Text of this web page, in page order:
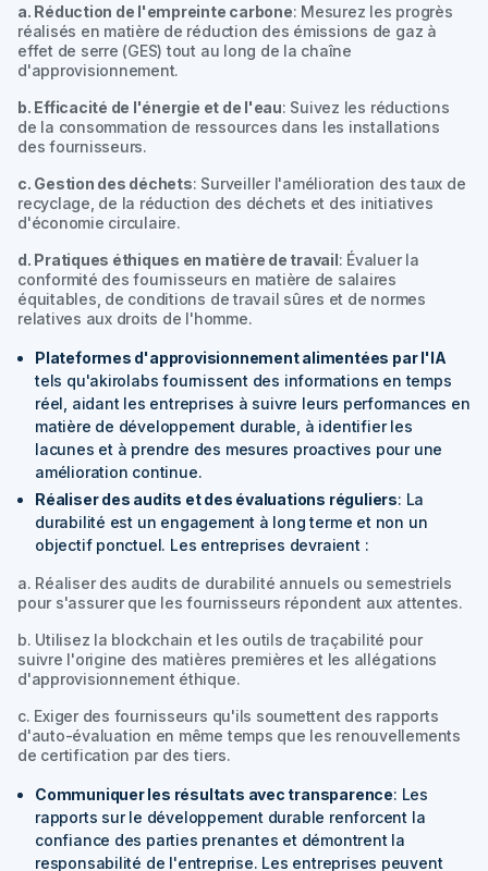
a. Réduction de l'empreinte carbone: Mesurez les progrès
réalisés en matière de réduction des émissions de gaz à
effet de serre (GES) tout au long de la chaîne
d'approvisionnement.
b. Efficacité de l'énergie et de l'eau: Suivez les réductions
de la consommation de ressources dans les installations
des fournisseurs.
c. Gestion des déchets: Surveiller l'amélioration des taux de
recyclage, de la réduction des déchets et des initiatives
d'économie circulaire.
d. Pratiques éthiques en matière de travail: Évaluer la
conformité des fournisseurs en matière de salaires
équitables, de conditions de travail sûres et de normes
relatives aux droits de l'homme.
Plateformes d'approvisionnement alimentées par l'IA
tels qu'akirolabs fournissent des informations en temps
réel, aidant les entreprises à suivre leurs performances en
matière de développement durable, à identifier les
lacunes et à prendre des mesures proactives pour une
amélioration continue.
Réaliser des audits et des évaluations réguliers: La
durabilité est un engagement à long terme et non un
objectif ponctuel. Les entreprises devraient :
a. Réaliser des audits de durabilité annuels ou semestriels
pour s'assurer que les fournisseurs répondent aux attentes.
b. Utilisez la blockchain et les outils de traçabilité pour
suivre l'origine des matières premières et les allégations
d'approvisionnement éthique.
c. Exiger des fournisseurs qu'ils soumettent des rapports
d'auto-évaluation en même temps que les renouvellements
de certification par des tiers.
Communiquer les résultats avec transparence: Les
rapports sur le développement durable renforcent la
confiance des parties prenantes et démontrent la
responsabilité de l'entreprise. Les entreprises peuvent